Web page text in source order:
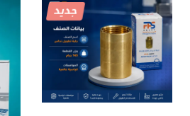
أضف إلى
العربة عرض سريع
جديد